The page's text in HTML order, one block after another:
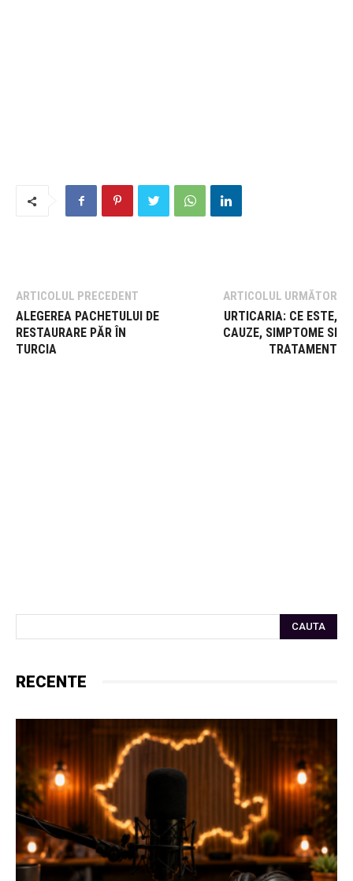
ARTICOLUL PRECEDENT
ALEGEREA PACHETULUI DE
RESTAURARE PĂR ÎN
TURCIA
ARTICOLUL URMĂTOR
URTICARIA: CE ESTE,
CAUZE, SIMPTOME SI
TRATAMENT
CAUTA
RECENTE